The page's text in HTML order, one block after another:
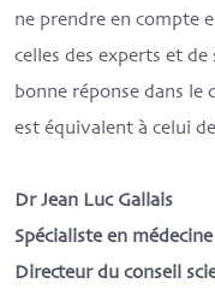
ne prendre en compte
celles des experts et
bonne réponse dans
est équivalent à celui
Dr Jean Luc Gallais
Spécialiste en
Directeur du conseil